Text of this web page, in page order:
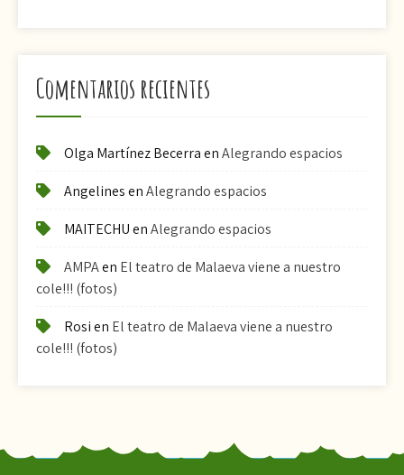
Comentarios recientes
Olga Martínez BecerraenAlegrando espacios
AngelinesenAlegrando espacios
MAITECHUenAlegrando espacios
AMPAen El teatro de Malaeva viene a nuestro
cole!!! (fotos)
Rosien El teatro de Malaeva viene a nuestro
cole!!! (fotos)